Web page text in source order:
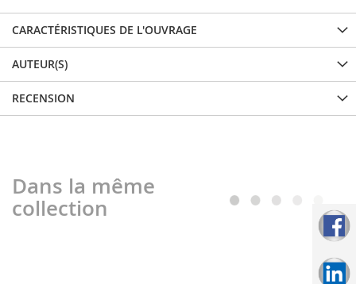
CARACTÉRISTIQUES DE L'OUVRAGE
AUTEUR(S)
RECENSION
Dans la même
collection